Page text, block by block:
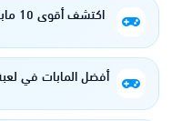
أفضل المابات في